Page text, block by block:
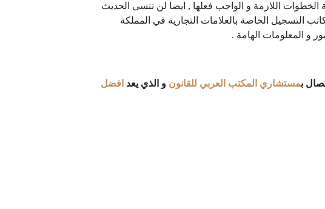
الخطوات اللازمة و الواجب فعلها , ايضا لن ننسى الحديث
التسجيل الخاصة بالعلامات التجارية في المملكة
و المعلومات الهامة .
بمستشاري المكتب العربي للقانون و الذي يعد افضل